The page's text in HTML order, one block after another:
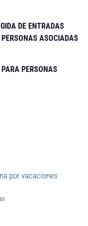
DE ENTRADAS
ASOCIADAS
PERSONAS
por vacaciones